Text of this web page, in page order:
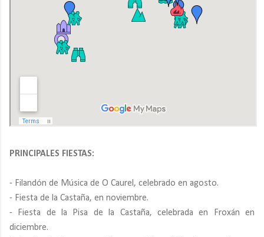
PRINCIPALES FIESTAS:
- Filandón de Música de O Caurel, celebrado en agosto.
- Fiesta de la Castaña, en noviembre.
- Fiesta de la Pisa de la Castaña, celebrada en Froxán en
diciembre.